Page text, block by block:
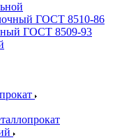
ГОСТ 8510-86
ГОСТ 8509-93